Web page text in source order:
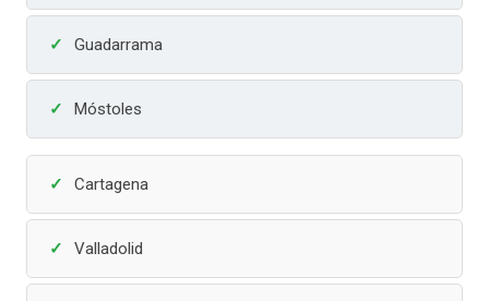
Guadarrama
Móstoles
Cartagena
Valladolid